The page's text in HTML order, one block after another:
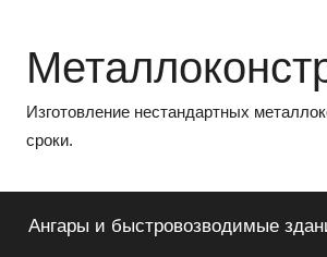
содержимому
Изготовление нестандартных
сроки.
Ангары и быстровозводимые